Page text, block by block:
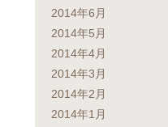
2014年6月
2014年5月
2014年4月
2014年3月
2014年2月
2014年1月